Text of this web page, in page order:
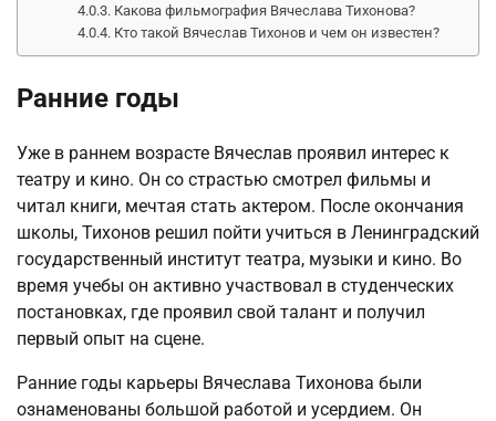
Какова фильмография Вячеслава Тихонова?
Кто такой Вячеслав Тихонов и чем он известен?
Ранние годы
Уже в раннем возрасте Вячеслав проявил интерес к
театру и кино. Он со страстью смотрел фильмы и
читал книги, мечтая стать актером. После окончания
школы, Тихонов решил пойти учиться в Ленинградский
государственный институт театра, музыки и кино. Во
время учебы он активно участвовал в студенческих
постановках, где проявил свой талант и получил
первый опыт на сцене.
Ранние годы карьеры Вячеслава Тихонова были
ознаменованы большой работой и усердием. Он